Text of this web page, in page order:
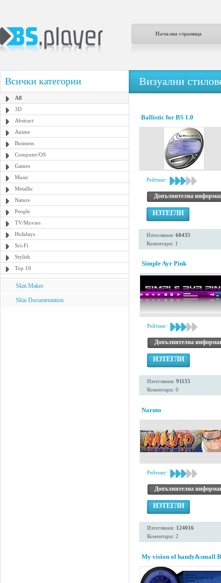
Начална страница
Всички категории
All
3D
Abstract
Anime
Business
Computer/OS
Games
Music
Metallic
Nature
People
TV/Movies
Holidays
Sci-Fi
Stylish
Top 10
Skin Maker
Skin Documentation
Визуални
Ballistic for BS 1.0
Рейтинг:
Допълнителна
ИЗТЕГЛИ
Изтегляния: 60435
Коментари: 1
Simple Ayr Pink
Рейтинг:
Допълнителна
ИЗТЕГЛИ
Изтегляния: 91155
Коментари: 0
Naruto
Рейтинг:
Допълнителна
ИЗТЕГЛИ
Изтегляния: 124016
Коментари: 2
My vision of handy&small